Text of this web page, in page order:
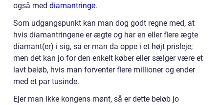
også med diamantringe.
Som udgangspunkt kan man dog godt regne med, at
hvis diamantringene er ægte og har en eller flere ægte
diamant(er) i sig, så er man da oppe i et højt prisleje;
men det kan jo for den enkelt køber eller sælger være et
lavt beløb, hvis man forventer flere millioner og ender
med et par tusinde.
Ejer man ikke kongens mønt, så er dette beløb jo